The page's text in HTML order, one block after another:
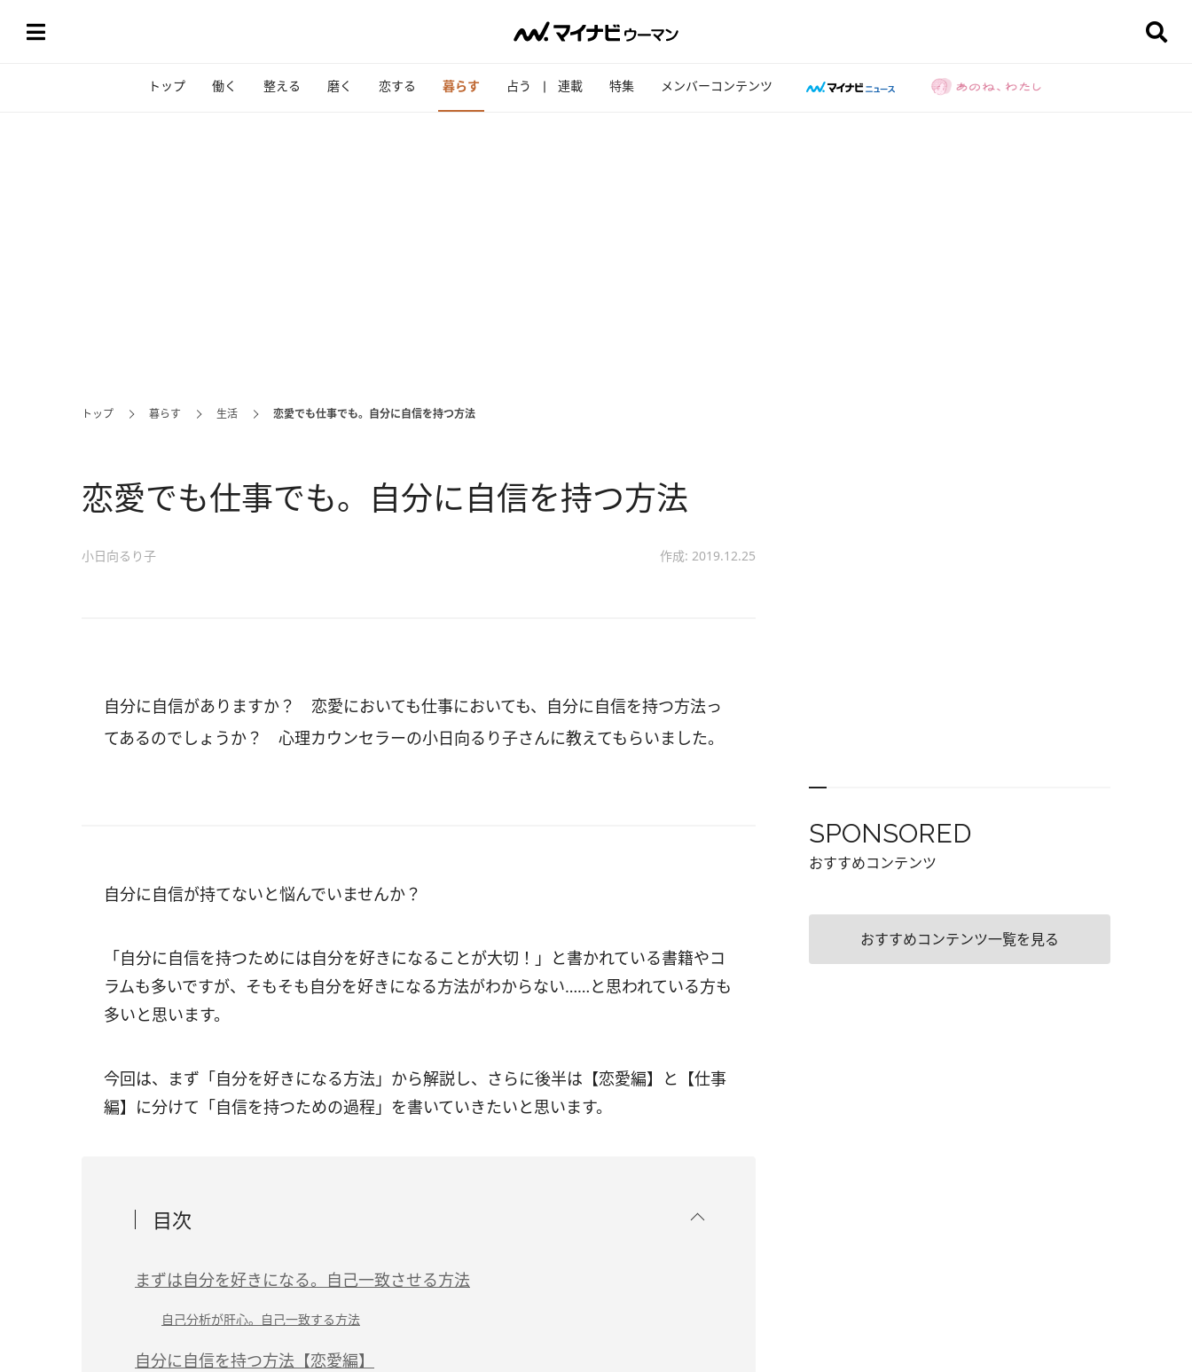
トップ 働く 整える 磨く 恋する 暮らす 占う 連載 特集 メンバーコンテンツ
トップ 暮らす 生活 恋愛でも仕事でも。自分に自信を持つ方法
恋愛でも仕事でも。自分に自信を持つ方法
小日向るり子 作成: 2019.12.25
自分に自信がありますか？ 恋愛においても仕事においても、自分に自信を持つ方法っ
てあるのでしょうか？ 心理カウンセラーの小日向るり子さんに教えてもらいました。
自分に自信が持てないと悩んでいませんか？
「自分に自信を持つためには自分を好きになることが大切！」と書かれている書籍やコ
ラムも多いですが、そもそも自分を好きになる方法がわからない……と思われている方も
多いと思います。
今回は、まず「自分を好きになる方法」から解説し、さらに後半は【恋愛編】と【仕事
編】に分けて「自信を持つための過程」を書いていきたいと思います。
目次
まずは自分を好きになる。自己一致させる方法
自己分析が肝心。自己一致する方法
自分に自信を持つ方法【恋愛編】
SPONSORED
おすすめコンテンツ
おすすめコンテンツ一覧を見る